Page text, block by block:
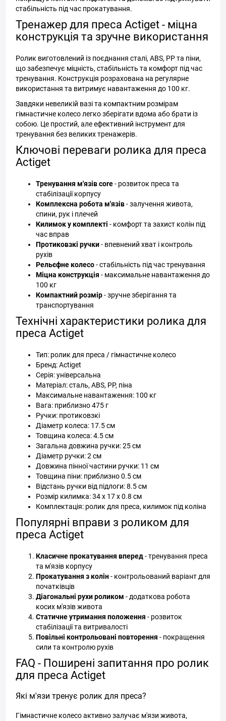
стабільність під час прокатування.
Тренажер для преса Actiget - міцна
конструкція та зручне використання
Ролик виготовлений із поєднання сталі, ABS, PP та піни,
що забезпечує міцність, стабільність та комфорт під час
тренування. Конструкція розрахована на регулярне
використання та витримує навантаження до 100 кг.
Завдяки невеликій вазі та компактним розмірам
гімнастичне колесо легко зберігати вдома або брати із
собою. Це простий, але ефективний інструмент для
тренування без великих тренажерів.
Ключові переваги ролика для преса
Actiget
Тренування м'язів core- розвиток преса та
стабілізації корпусу
Комплексна робота м'язів- залучення живота,
спини, рук і плечей
Килимок у комплекті - комфорт та захист колін під
час вправ
Протиковзкі ручки- впевнений хват і контроль
рухів
Рельєфне колесо- стабільність під час тренування
Міцна конструкція - максимальне навантаження до
100 кг
Компактний розмір- зручне зберігання та
транспортування
Технічні характеристики ролика для
преса Actiget
Тип: ролик для преса / гімнастичне колесо
Бренд: Actiget
Серія: універсальна
Матеріал: сталь, ABS, PP, піна
Максимальне навантаження: 100 кг
Вага: приблизно 475 г
Ручки: протиковзкі
Діаметр колеса: 17.5 см
Товщина колеса: 4.5 см
Загальна довжина ручки: 25 см
Діаметр ручки: 2 см
Довжина пінної частини ручки: 11 см
Товщина піни: приблизно 0.5 см
Відстань ручки від підлоги: 8.5 см
Розмір килимка: 34 x 17 x 0.8 см
Комплектація: ролик для преса, килимок під коліна
Популярні вправи з роликом для
преса Actiget
Класичне прокатування вперед- тренування преса
та м'язів корпусу
Прокатування з колін- контрольований варіант для
початківців
Діагональні рухи роликом - додаткова робота
косих м'язів живота
Статичне утримання положення - розвиток
стабілізації та витривалості
Повільні контрольовані повторення - покращення
сили та контролю рухів
FAQ - Поширені запитання про ролик
для преса Actiget
Які м'язи тренує ролик для преса?
Гімнастичне колесо активно залучає м'язи живота,